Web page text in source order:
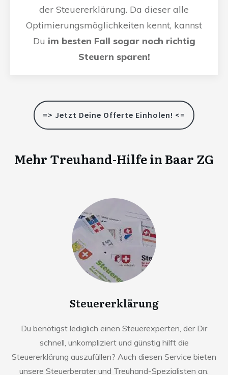
der Steuererklärung. Da dieser alle
Optimierungsmöglichkeiten kennt, kannst
Du im besten Fall sogar noch richtig
Steuern sparen!
=> Jetzt Deine Offerte Einholen! <=
Mehr Treuhand-Hilfe in Baar ZG
Steuererklärung
Du benötigst lediglich einen Steuerexperten, der Dir
schnell, unkompliziert und günstig hilft die
Steuererklärung auszufüllen? Auch diesen Service bieten
unsere Steuerberater und Treuhand-Spezialisten an.